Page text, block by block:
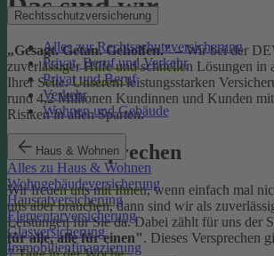
Rechtsschutzversicherung
Alles zur Rechtsschutzversicherung
Privat, Beruf und Verkehr
Privat und Beruf
Verkehr
Wohnen und Gebäude
Haus & Wohnen
Alles zu Haus & Wohnen
Wohngebäudeversicherung
Hausratversicherung
Elementarversicherung
Glasversicherung
Immobilienfinanzierung
Das sind wir
„Gesagt. Getan. Geholfen."– Wir bei der
zuverlässiger Hilfe und schnellen Lösungen in
Ihrer Seite. Unserem leistungsstarken
rund 4,2 Millionen Kundinnen und Kunden
Risiken in allen Sparten.
Unser Versprechen
Wir freuen uns mit Ihnen, wenn einfach mal
uns aber brauchen, dann sind wir als
Leistungen für Sie da. Dabei zählt für uns der
für alle, alle für einen". Dieses Versprechen